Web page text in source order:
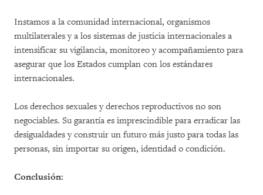
Instamos a la comunidad internacional, organismos
multilaterales y a los sistemas de justicia internacionales a
intensificar su vigilancia, monitoreo y acompañamiento para
asegurar que los Estados cumplan con los estándares
internacionales.
Los derechos sexuales y derechos reproductivos no son
negociables. Su garantía es imprescindible para erradicar las
desigualdades y construir un futuro más justo para todas las
personas, sin importar su origen, identidad o condición.
Conclusión: